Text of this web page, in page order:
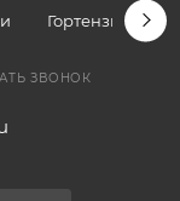
Гортензии
ЗВОНОК